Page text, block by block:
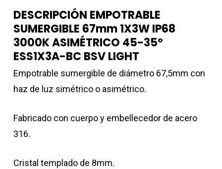
DESCRIPCIÓN EMPOTRABLE
SUMERGIBLE 67mm 1X3W IP68
3000K ASIMÉTRICO 45-35º
ESS1X3A-BC BSV LIGHT
Empotrable sumergible de diámetro 67,5mm con
haz de luz simétrico o asimétrico.
Fabricado con cuerpo y embellecedor de acero
316.
Cristal templado de 8mm.